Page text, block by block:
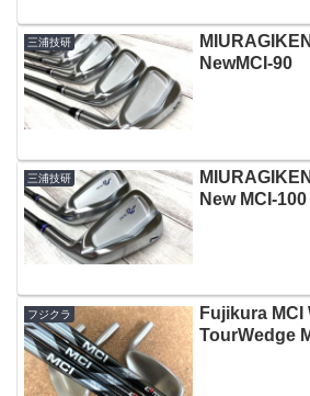
三浦技研
NewMCI-90
三浦技研
New MCI-100
フジクラ
Fujikura MCI
TourWedge